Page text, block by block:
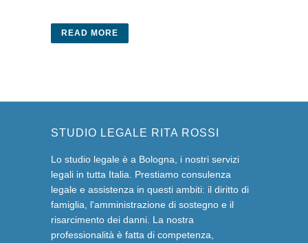
READ MORE
STUDIO LEGALE RITA ROSSI
Lo studio legale è a Bologna, i nostri servizi
legali in tutta Italia. Prestiamo consulenza
legale e assistenza in questi ambiti: il diritto di
famiglia, l'amministrazione di sostegno e il
risarcimento dei danni. La nostra
professionalità è fatta di competenza,